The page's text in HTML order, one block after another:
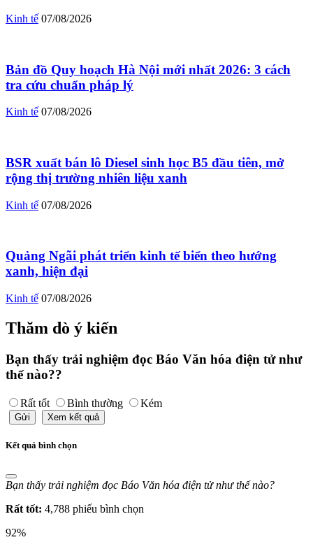
Kinh tế 07/08/2026
Bản đồ Quy hoạch Hà Nội mới nhất 2026: 3 cách
tra cứu chuẩn pháp lý
Kinh tế 07/08/2026
BSR xuất bán lô Diesel sinh học B5 đầu tiên, mở
rộng thị trường nhiên liệu xanh
Kinh tế 07/08/2026
Quảng Ngãi phát triển kinh tế biển theo hướng
xanh, hiện đại
Kinh tế 07/08/2026
Thăm dò ý kiến
Bạn thấy trải nghiệm đọc Báo Văn hóa điện tử như
thế nào??
Rất tốt Bình thường Kém
Gửi Xem kết quả
Kết quả bình chọn
Bạn thấy trải nghiệm đọc Báo Văn hóa điện tử như thế nào?
Rất tốt: 4,788 phiếu bình chọn
92%